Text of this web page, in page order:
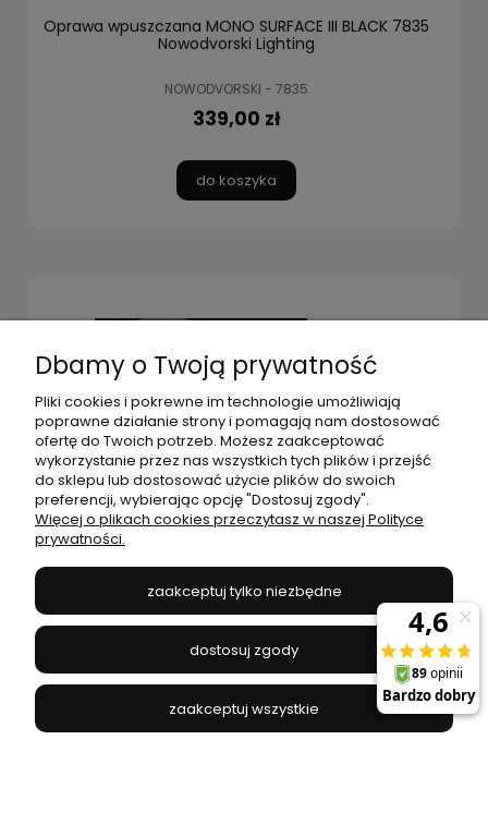
Oprawa wpuszczana MONO SURFACE III BLACK 7835
Nowodvorski Lighting
NOWODVORSKI - 7835
339,00 zł
do koszyka
Spot COBBLE BLACK 7790 Nowodvorski Lighting
NOWODVORSKI - 7790
139,00 zł
Dbamy o Twoją prywatność
Pliki cookies i pokrewne im technologie umożliwiają
poprawne działanie strony i pomagają nam dostosować
ofertę do Twoich potrzeb. Możesz zaakceptować
wykorzystanie przez nas wszystkich tych plików i przejść
do sklepu lub dostosować użycie plików do swoich
preferencji, wybierając opcję "Dostosuj zgody".
Więcej o plikach cookies przeczytasz w naszej Polityce
prywatności.
zaakceptuj tylko niezbędne
dostosuj zgody
zaakceptuj wszystkie